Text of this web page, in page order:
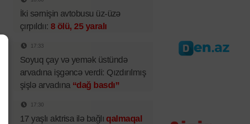
İki sərnişin avtobusu üz-üzə
çırpıldıı:8 ölü, 25 yaralı
17:33
Soyuq çay və yemək üstündə
arvadına işgəncə verdi: Qızdırılmış
şişlə arvadına “dağ basdı”
17:30
17 yaşlı aktrisa ilə bağlı qalmaqal